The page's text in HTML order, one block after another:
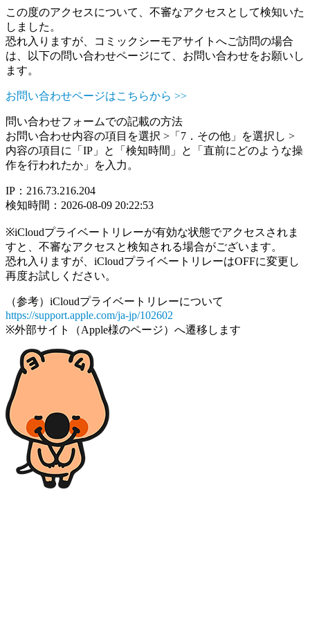
この度のアクセスについて、不審なアクセスとして検知いた
しました。
恐れ入りますが、コミックシーモアサイトへご訪問の場合
は、以下の問い合わせページにて、お問い合わせをお願いし
ます。
お問い合わせページはこちらから >>
問い合わせフォームでの記載の方法
お問い合わせ内容の項目を選択 >「7．その他」を選択し >
内容の項目に「IP」と「検知時間」と「直前にどのような操
作を行われたか」を入力。
IP：216.73.216.204
検知時間：2026-08-09 20:22:53
※iCloudプライベートリレーが有効な状態でアクセスされま
すと、不審なアクセスと検知される場合がございます。
恐れ入りますが、iCloudプライベートリレーはOFFに変更し
再度お試しください。
（参考）iCloudプライベートリレーについて
https://support.apple.com/ja-jp/102602
※外部サイト（Apple様のページ）へ遷移します